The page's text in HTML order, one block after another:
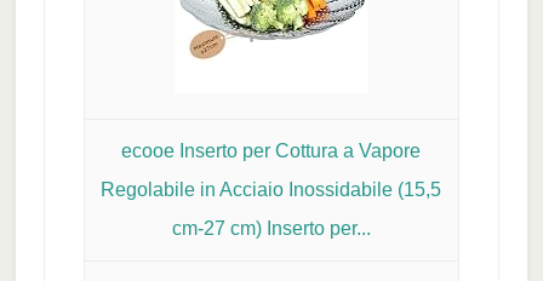
ecooe Inserto per Cottura a Vapore
Regolabile in Acciaio Inossidabile (15,5
cm-27 cm) Inserto per...